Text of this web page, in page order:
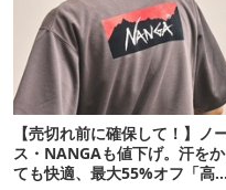
【売切れ前に確保して！】ノ
ス・NANGAも値下げ。汗を
ても快適、最大55%オフ「高機